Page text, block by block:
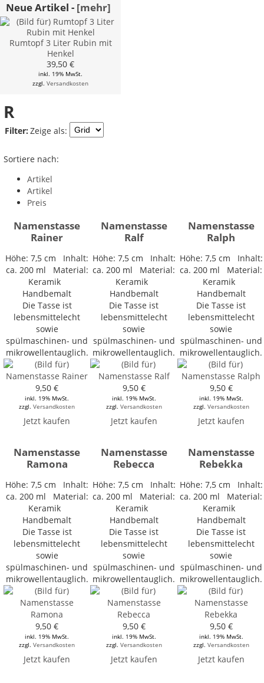
Neue Artikel - [mehr]
Rumtopf 3 Liter Rubin mit
Henkel
39,50 €
inkl. 19% MwSt.
zzgl. Versandkosten
R
Filter: Zeige als:
Sortiere nach:
Artikel
Artikel
Preis
Namenstasse
Rainer
Höhe: 7,5 cm Inhalt:
ca. 200 ml Material:
Keramik
Handbemalt
Die Tasse ist
lebensmittelecht
sowie
spülmaschinen- und
mikrowellentauglich.
9,50 €
inkl. 19% MwSt.
zzgl.Versandkosten
Jetzt kaufen
Namenstasse
Ralf
Höhe: 7,5 cm Inhalt:
ca. 200 ml Material:
Keramik
Handbemalt
Die Tasse ist
lebensmittelecht
sowie
spülmaschinen- und
mikrowellentauglich.
9,50 €
inkl. 19% MwSt.
zzgl. Versandkosten
Jetzt kaufen
Namenstasse
Ralph
Höhe: 7,5 cm Inhalt:
ca. 200 ml Material:
Keramik
Handbemalt
Die Tasse ist
lebensmittelecht
sowie
spülmaschinen- und
mikrowellentauglich.
9,50 €
inkl. 19% MwSt.
zzgl. Versandkosten
Jetzt kaufen
Namenstasse
Ramona
Höhe: 7,5 cm Inhalt:
ca. 200 ml Material:
Keramik
Handbemalt
Die Tasse ist
lebensmittelecht
sowie
spülmaschinen- und
mikrowellentauglich.
9,50 €
inkl. 19% MwSt.
zzgl.Versandkosten
Jetzt kaufen
Namenstasse
Rebecca
Höhe: 7,5 cm Inhalt:
ca. 200 ml Material:
Keramik
Handbemalt
Die Tasse ist
lebensmittelecht
sowie
spülmaschinen- und
mikrowellentauglich.
9,50 €
inkl. 19% MwSt.
zzgl. Versandkosten
Jetzt kaufen
Namenstasse
Rebekka
Höhe: 7,5 cm Inhalt:
ca. 200 ml Material:
Keramik
Handbemalt
Die Tasse ist
lebensmittelecht
sowie
spülmaschinen- und
mikrowellentauglich.
9,50 €
inkl. 19% MwSt.
zzgl. Versandkosten
Jetzt kaufen